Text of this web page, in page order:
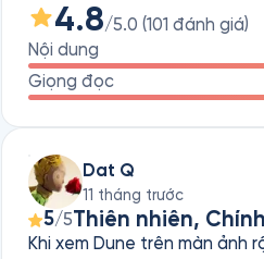
4.8/5.0 (101 đánh giá)
Nội dung
Giọng đọc
Dat Q
11 tháng trước
5/5Thiên nhiên,
Khi xem Dune trên màn ảnh